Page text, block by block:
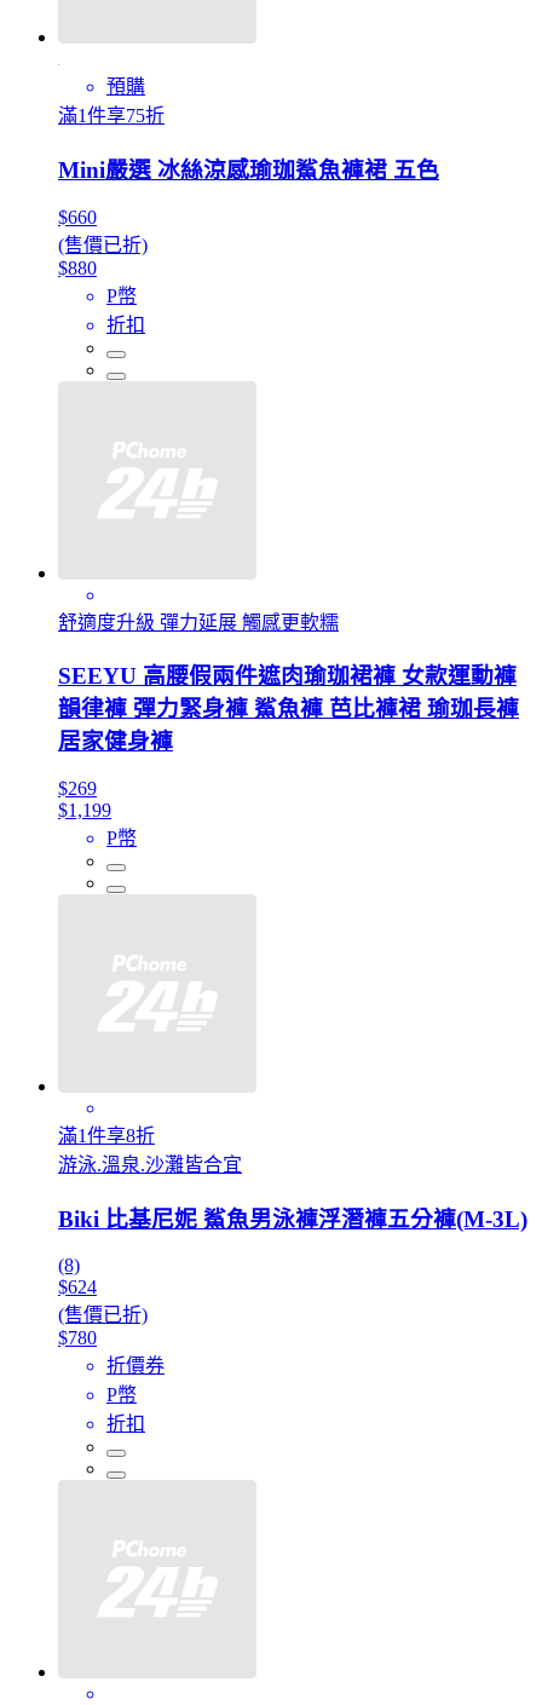
預購
滿1件享75折
Mini嚴選 冰絲涼感瑜珈鯊魚褲裙 五色
$660
(售價已折)
$880
P幣
折扣
舒適度升級 彈力延展 觸感更軟糯
SEEYU 高腰假兩件遮肉瑜珈裙褲 女款運動褲
韻律褲 彈力緊身褲 鯊魚褲 芭比褲裙 瑜珈長褲
居家健身褲
$269
$1,199
P幣
滿1件享8折
游泳.溫泉.沙灘皆合宜
Biki 比基尼妮 鯊魚男泳褲浮潛褲五分褲(M-3L)
(8)
$624
(售價已折)
$780
折價券
P幣
折扣